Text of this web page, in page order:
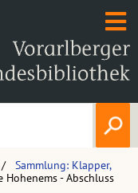
Sammlung: Klapper,
- Abschluss